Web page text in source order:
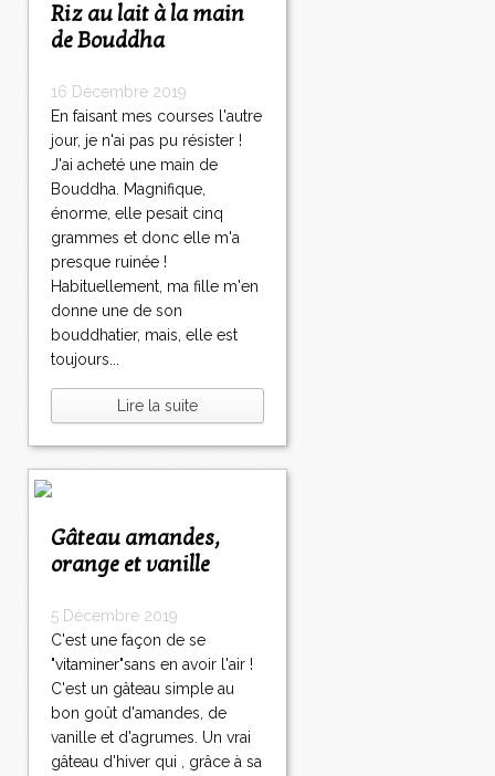
Riz au lait à la main
de Bouddha
16 Décembre 2019
En faisant mes courses l'autre
jour, je n'ai pas pu résister !
J'ai acheté une main de
Bouddha. Magnifique,
énorme, elle pesait cinq
grammes et donc elle m'a
presque ruinée !
Habituellement, ma fille m'en
donne une de son
bouddhatier, mais, elle est
toujours...
Lire la suite
Gâteau amandes,
orange et vanille
5 Décembre 2019
C'est une façon de se
"vitaminer"sans en avoir l'air !
C'est un gâteau simple au
bon goût d'amandes, de
vanille et d'agrumes. Un vrai
gâteau d'hiver qui , grâce à sa